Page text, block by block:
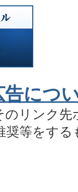
告につ
リンク先
奨等をす